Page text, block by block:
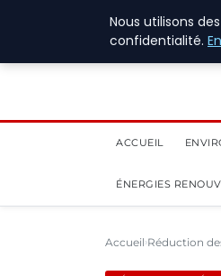
28 juillet 2026
ACCUEIL
ÉNERGIES
Accueil Réduction
Nous utilisons
confidentialité.